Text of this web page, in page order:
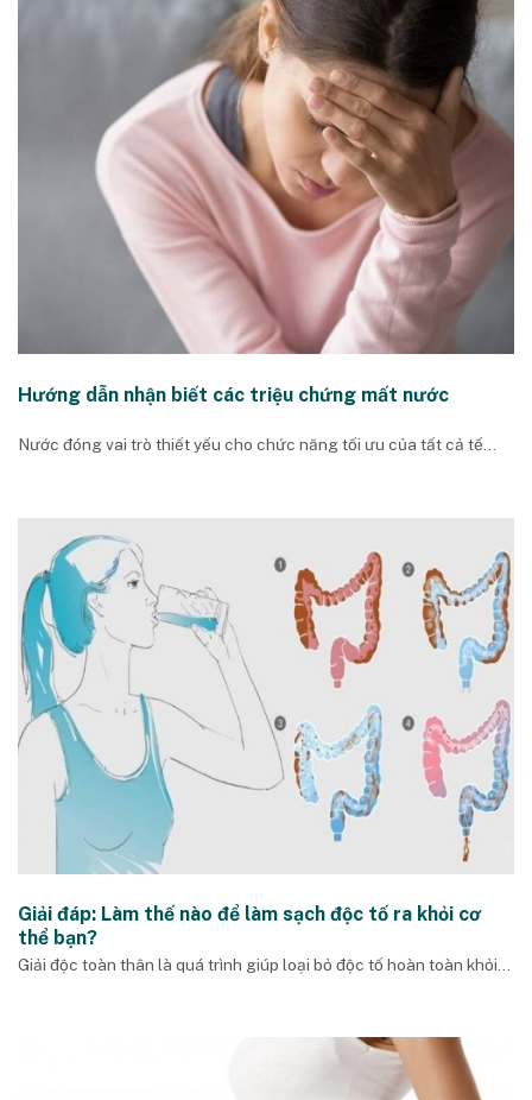
Hướng dẫn nhận biết các triệu chứng mất nước
Nước đóng vai trò thiết yếu cho chức năng tối ưu của tất cả tế...
Giải đáp: Làm thế nào để làm sạch độc tố ra khỏi cơ
thể bạn?
Giải độc toàn thân là quá trình giúp loại bỏ độc tố hoàn toàn khỏi...